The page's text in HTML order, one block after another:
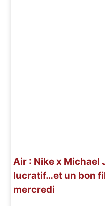
Air : Nike x
lucratif…et un bon
mercredi